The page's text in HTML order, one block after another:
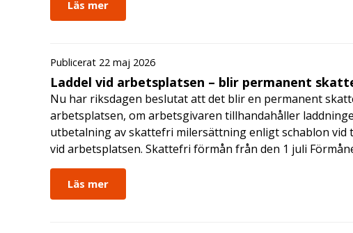
Läs mer
Publicerat 22 maj 2026
Laddel vid arbetsplatsen – blir permanent
Nu har riksdagen beslutat att det blir en permanent
arbetsplatsen, om arbetsgivaren tillhandahåller
utbetalning av skattefri milersättning enligt schablon vid
vid arbetsplatsen. Skattefri förmån från den 1 juli
Läs mer